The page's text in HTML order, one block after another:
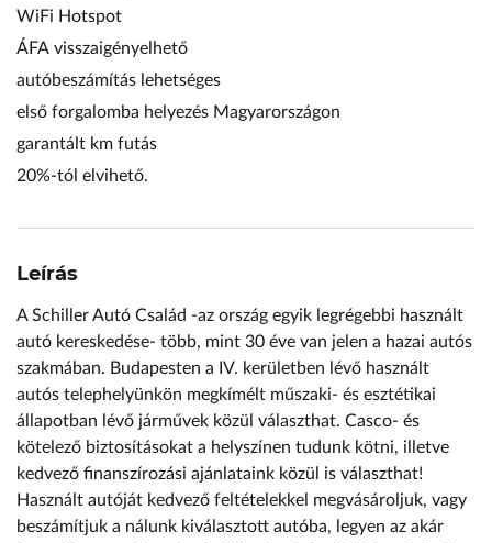
WiFi Hotspot
ÁFA visszaigényelhető
autóbeszámítás lehetséges
első forgalomba helyezés Magyarországon
garantált km futás
20%-tól elvihető.
Leírás
A Schiller Autó Család -az ország egyik legrégebbi használt
autó kereskedése- több, mint 30 éve van jelen a hazai autós
szakmában. Budapesten a IV. kerületben lévő használt
autós telephelyünkön megkímélt műszaki- és esztétikai
állapotban lévő járművek közül választhat. Casco- és
kötelező biztosításokat a helyszínen tudunk kötni, illetve
kedvező finanszírozási ajánlataink közül is választhat!
Használt autóját kedvező feltételekkel megvásároljuk, vagy
beszámítjuk a nálunk kiválasztott autóba, legyen az akár